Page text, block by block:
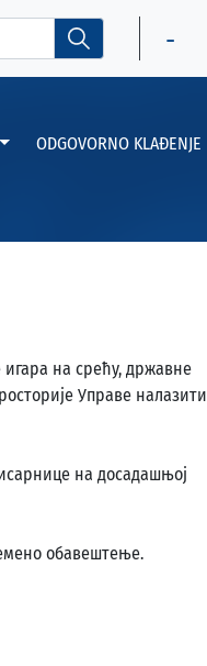
-
ODGOVORNO KLAĐENJE
на срећу, државне
Управе налазити
на досадашњој
обавештење.